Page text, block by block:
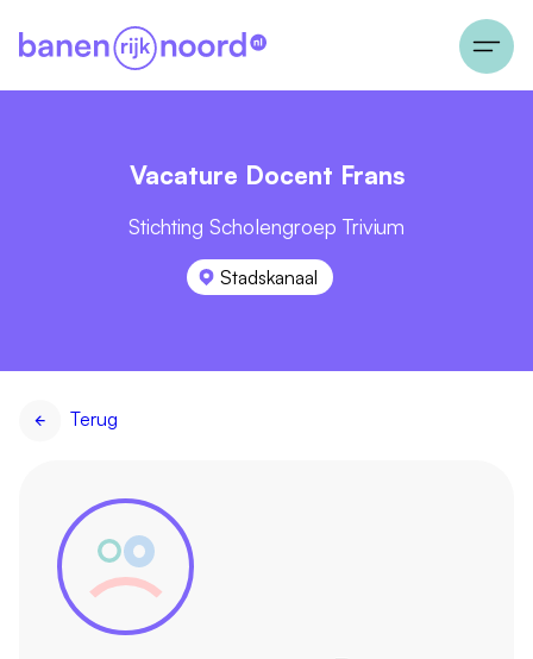
Vacature Docent Frans
Stichting Scholengroep Trivium
Stadskanaal
Terug